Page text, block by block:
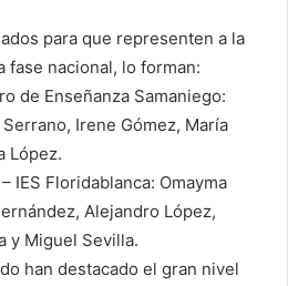
para que representen a la
fase nacional, lo forman:
de Enseñanza Samaniego:
Irene Gómez, María
López.
IES Floridablanca: Omayma
Alejandro López,
y Miguel Sevilla.
han destacado el gran nivel